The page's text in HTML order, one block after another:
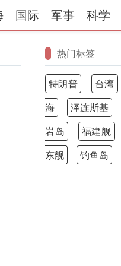
国际 军事 科学
热门标签
特朗普 台湾
海
泽连斯基
岩岛
福建舰
东舰
钓鱼岛